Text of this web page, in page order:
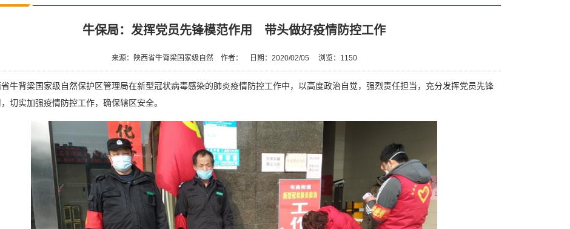
牛保局：发挥党员先锋模范作用 带头做好疫情防控工作
来源：陕西省牛背梁国家级自然 作者： 日期：2020/02/05 浏览： 1150
背梁国家级自然保护区管理局在新型冠状病毒感染的肺炎疫情防控工作中，以高度政治自觉，强烈责任担当，充分发挥党员先锋
切实加强疫情防控工作，确保辖区安全。